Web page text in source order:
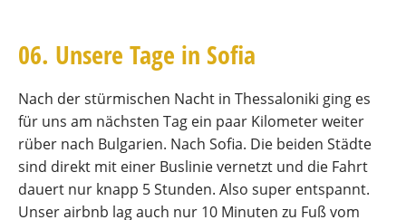
06. Unsere Tage in Sofia
Nach der stürmischen Nacht in Thessaloniki ging es
für uns am nächsten Tag ein paar Kilometer weiter
rüber nach Bulgarien. Nach Sofia. Die beiden Städte
sind direkt mit einer Buslinie vernetzt und die Fahrt
dauert nur knapp 5 Stunden. Also super entspannt.
Unser airbnb lag auch nur 10 Minuten zu Fuß vom